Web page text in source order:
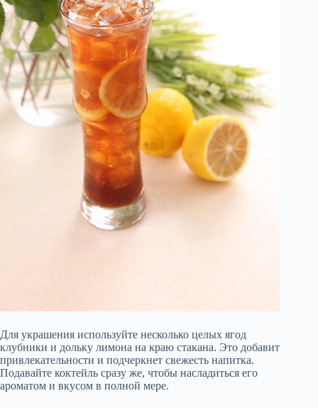
Для украшения используйте несколько целых ягод
клубники и дольку лимона на краю стакана. Это добавит
привлекательности и подчеркнет свежесть напитка.
Подавайте коктейль сразу же, чтобы насладиться его
ароматом и вкусом в полной мере.